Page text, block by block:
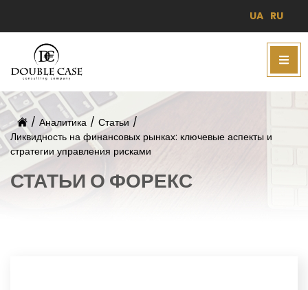
UA RU
/ Аналитика / Статьи /
Ликвидность на финансовых рынках: ключевые аспекты и
стратегии управления рисками
СТАТЬИ О ФОРЕКС